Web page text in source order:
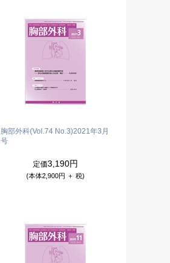
胸部外科(Vol.74 No.3)2021年3月
号
定価3,190円
(本体2,900円 ＋ 税)